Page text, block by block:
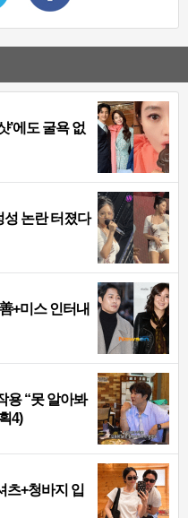
’에도 굴욕 없
논란 터졌다
+미스 인터내
용 “못 알아봐
4)
츠+청바지 입